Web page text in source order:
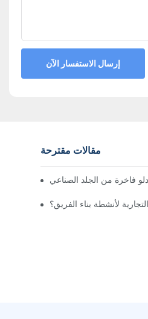
إرسال الاستفسار الآن
مقالات مقترحة
فاخرة من الجلد الصناعي
لأنشطة بناء الفريق؟